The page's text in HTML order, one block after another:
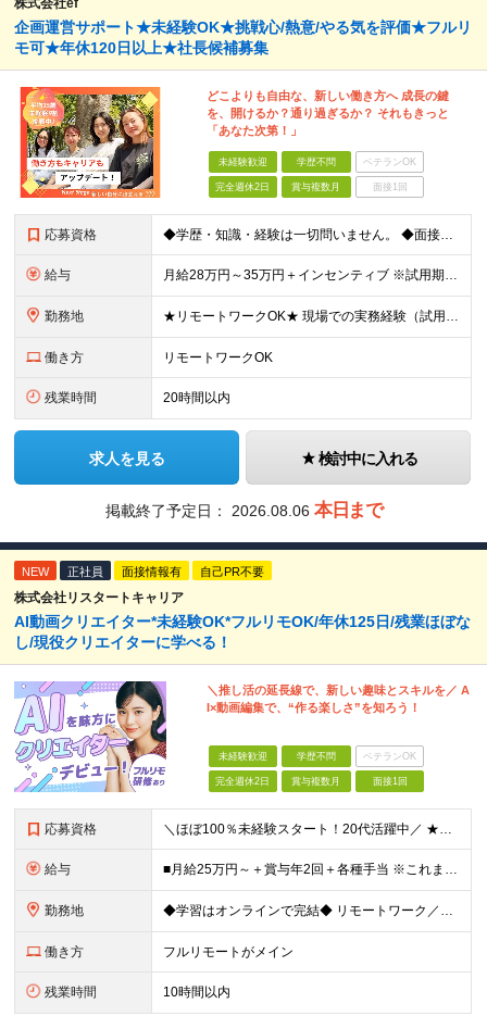
株式会社ef
企画運営サポート★未経験OK★挑戦心/熱意/やる気を評価★フルリ
モ可★年休120日以上★社長候補募集
どこよりも自由な、新しい働き方へ 成長の鍵
を、開けるか？通り過ぎるか？ それもきっと
「あなた次第！」
未経験歓迎 学歴不問 ベテランOK
完全週休2日 賞与複数月 面接1回
応募資格 ◆学歴・知識・経験は一切問いません。 ◆面接は「履歴書」「実務経験」「スーツ」不要。 「意欲」「人柄」重視の採用です。 やる気のある方を広く受け入れ、 努力や結果に報いる組織を作ります。 ミスマッ
給与 月給28万円～35万円＋インセンティブ ※試用期間3ヶ月（契約社員）：月給23万円 ※時間外手当は別途全額支給します ◎給与にプラスしてもらえる手当・インセンティブ ■通勤費(規定あり) ■業績手
勤務地 ★リモートワークOK★ 現場での実務経験（試用期間含む）12ヶ月後、基準を満たした方は リモート勤務が可能です！ ※成果状況に応じて出社勤務へ変更となる場合があります。 【本社】 東京都中央区銀座1
働き方 リモートワークOK
残業時間 20時間以内
求人を見る 検討中に入れる
掲載終了予定日： 2026.08.06 本日まで
NEW 正社員 面接情報有 自己PR不要
株式会社リスタートキャリア
AI動画クリエイター*未経験OK*フルリモOK/年休125日/残業ほぼな
し/現役クリエイターに学べる！
＼推し活の延長線で、新しい趣味とスキルを／ A
I×動画編集で、“作る楽しさ”を知ろう！
未経験歓迎 学歴不問 ベテランOK
完全週休2日 賞与複数月 面接1回
応募資格 ＼ほぼ100％未経験スタート！20代活躍中／ ★未経験OK ★学歴不問／第二新卒歓迎 ★35歳以下の方（若年層の長期キャリア形成を図るため） ＜こんな方は大歓迎！＞ ・YouTubeやTikTokな
給与 ■月給25万円～＋賞与年2回＋各種手当 ※これまでの経験・スキル・前職の給与を考慮して決定します ※上記には、固定残業代（月20時間分／32,500円～）が含まれます ＜研修期間（7ヶ月～最大10ヶ
勤務地 ◆学習はオンラインで完結◆ リモートワーク／フルリモート案件あり・転勤なし ◇本社(秋葉原)または一都三県のクライアント先 ※勤務地につきましては、ご相談の上で配属 ＜本社＞ ◇東京都台東区台東1
働き方 フルリモートがメイン
残業時間 10時間以内